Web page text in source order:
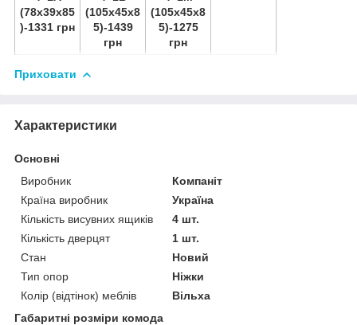
(78х39х85
)-1331 грн
(105х45х8
5)-1439
грн
(105х45х8
5)-1275
грн
Приховати
Характеристики
Основні
Виробник
Компаніт
Країна виробник
Україна
Кількість висувних ящиків
4 шт.
Кількість дверцят
1 шт.
Стан
Новий
Тип опор
Ніжки
Колір (відтінок) меблів
Вільха
Габаритні розміри комода